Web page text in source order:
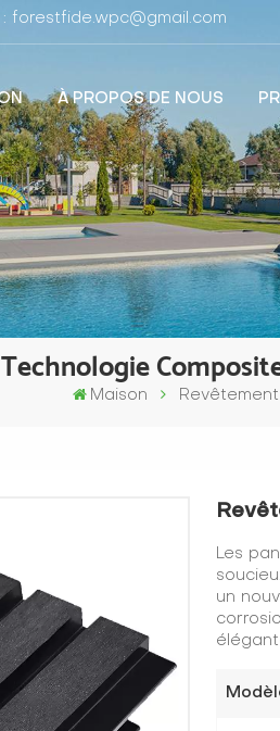
: forestfide.wpc@gmail.com
À PROPOS DE NOUS
Maison
Les
un